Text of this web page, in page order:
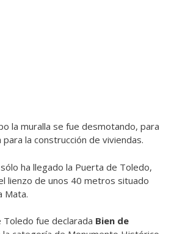
la muralla se fue desmotando, para
la construcción de viviendas.
ha llegado la Puerta de Toledo,
lienzo de unos 40 metros situado
Mata.
Toledo fue declarada Bien de